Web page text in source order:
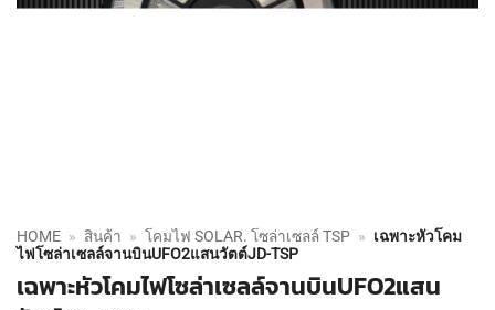
HOME » สินค้า » โคมไฟ SOLAR. โซล่าเซลล์ TSP » เฉพาะหัวโคม
ไฟโซล่าเซลล์จานบินUFO2แสนวัตต์JD-TSP
เฉพาะหัวโคมไฟโซล่าเซลล์จานบินUFO2แสน